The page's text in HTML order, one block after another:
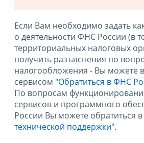
Если Вам необходимо задать
о деятельности ФНС России (в
территориальных налоговых
получить разъяснения по
налогообложения - Вы можете
сервисом "Обратиться в ФНС
По вопросам
сервисов и программного
России Вы можете обратиться в
технической поддержки".